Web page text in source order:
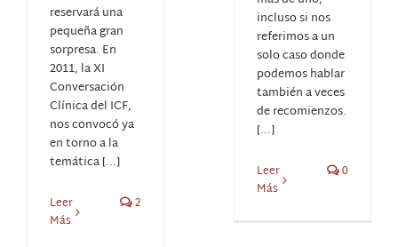
reservará una
pequeña gran
sorpresa. En
2011, la XI
Conversación
Clínica del ICF,
nos convocó ya
en torno a la
temática [...]
Leer
Más
2
incluso si nos
referimos a un
solo caso donde
podemos hablar
también a veces
de recomienzos.
[...]
Leer
Más
0